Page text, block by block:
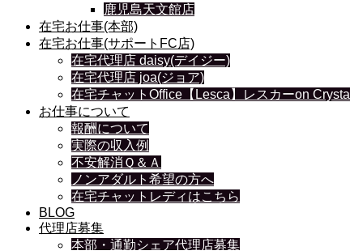
鹿児島天文館店
在宅お仕事(本部)
在宅お仕事(サポートFC店)
在宅代理店 daisy(デイジー)
在宅代理店 joa(ジョア)
在宅チャットOffice【Lesca】レスカーon Crystal
お仕事について
報酬について
実際の収入例
不安解消Ｑ＆Ａ
ノンアダルト希望の方へ
在宅チャットレディはこちら
BLOG
代理店募集
本部・通勤シェア代理店募集